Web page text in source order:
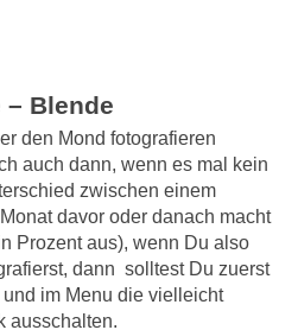
Blende
den Mond fotografieren
auch dann, wenn es mal kein
zwischen einem
davor oder danach macht
Prozent aus), wenn Du also
dann solltest Du zuerst
und im Menu die vielleicht
ausschalten.